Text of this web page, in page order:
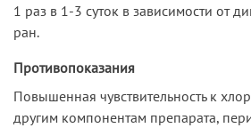
1 раз в 1-3 суток в зависимости от
ран.
Противопоказания
Повышенная чувствительность к
другим компонентам препарата,